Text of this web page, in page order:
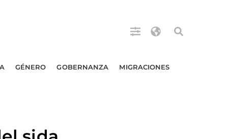
GÉNERO GOBERNANZA MIGRACIONES